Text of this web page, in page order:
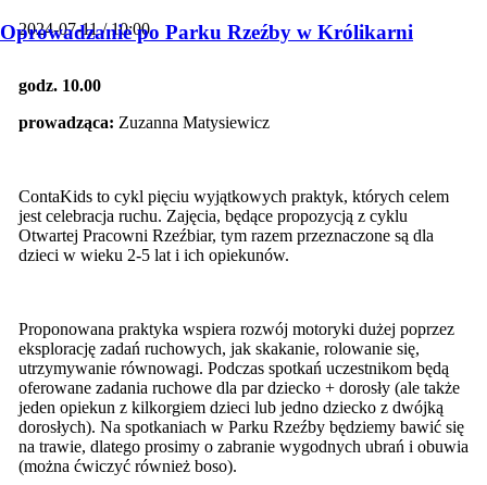
Oprowadzanie po Parku Rzeźby w Królikarni
2024-07-11 / 10:00
godz. 10.00
prowadząca: Zuzanna Matysiewicz
ContaKids to cykl pięciu wyjątkowych praktyk, których celem
jest celebracja ruchu. Zajęcia, będące propozycją z cyklu
Otwartej Pracowni Rzeźbiar, tym razem przeznaczone są dla
dzieci w wieku 2-5 lat i ich opiekunów.
Proponowana praktyka wspiera rozwój motoryki dużej poprzez
eksplorację zadań ruchowych, jak skakanie, rolowanie się,
utrzymywanie równowagi. Podczas spotkań uczestnikom będą
oferowane zadania ruchowe dla par dziecko + dorosły (ale także
jeden opiekun z kilkorgiem dzieci lub jedno dziecko z dwójką
dorosłych). Na spotkaniach w Parku Rzeźby będziemy bawić się
na trawie, dlatego prosimy o zabranie wygodnych ubrań i obuwia
(można ćwiczyć również boso).